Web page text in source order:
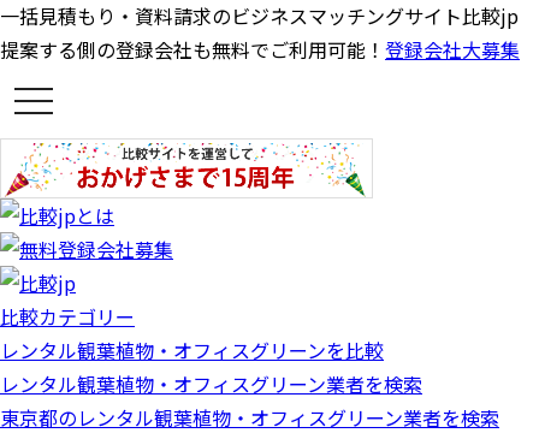
一括見積もり・資料請求のビジネスマッチングサイト比較jp
提案する側の登録会社も無料でご利用可能！ 登録会社大募集
t
o
g
l
e
n
a
v
i
g
a
t
i
o
n
比較カテゴリー
レンタル観葉植物・オフィスグリーンを比較
レンタル観葉植物・オフィスグリーン業者を検索
東京都のレンタル観葉植物・オフィスグリーン業者を検索